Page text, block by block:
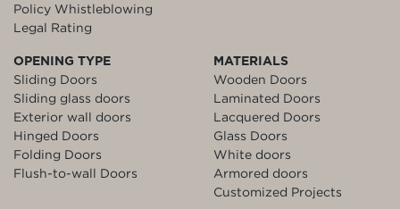
Policy Whistleblowing
Legal Rating
OPENING TYPE
Sliding Doors
Sliding glass doors
Exterior wall doors
Hinged Doors
Folding Doors
Flush-to-wall Doors
MATERIALS
Wooden Doors
Laminated Doors
Lacquered Doors
Glass Doors
White doors
Armored doors
Customized Projects